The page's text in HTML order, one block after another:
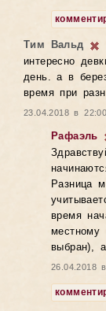
Тим Вальд
интересно
день. а в
время при
23.04.2018 в 22:00
Рафаэль
Разница
время
местному
выбран),
26.04.2018